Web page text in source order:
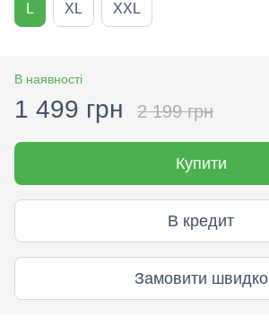
L XL XXL
В наявності
1 499 грн 2 199 грн
Купити
В кредит
Замовити швидко